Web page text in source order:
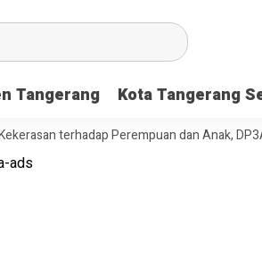
Tangerang Kota Tangerang
terhadap Perempuan dan Anak,